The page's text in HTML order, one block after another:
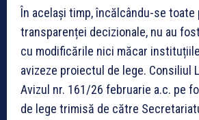
În același timp, încălcându-se
transparenței decizionale, nu au
cu modificările nici măcar
avizeze proiectul de lege. Consiliul
Avizul nr. 161/26 februarie a.c. pe
de lege trimisă de către